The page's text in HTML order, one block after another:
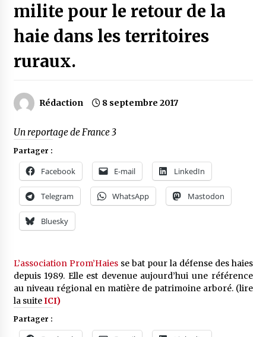
milite pour le retour de la
haie dans les territoires
ruraux.
Rédaction 8 septembre 2017
Un reportage de France 3
Partager :
Facebook E-mail LinkedIn
Telegram WhatsApp Mastodon
Bluesky
L’association Prom’Haiesse bat pour la défense des haies
depuis 1989. Elle est devenue aujourd’hui une référence
au niveau régional en matière de patrimoine arboré. (lire
la suiteICI)
Partager :